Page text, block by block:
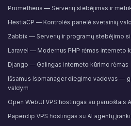
Prometheus — Serverių stebėjimas ir
HestiaCP — Kontrolės panelė svetainių
Zabbix — Serverių ir programų stebėjimo
Laravel — Modernus PHP rėmas interneto
Django — Galingas interneto kūrimo rėmas
Išsamus Ispmanager diegimo vadovas —
valdym
Open WebUI VPS hostingas su paruoštais
Paperclip VPS hostingas su AI agentų